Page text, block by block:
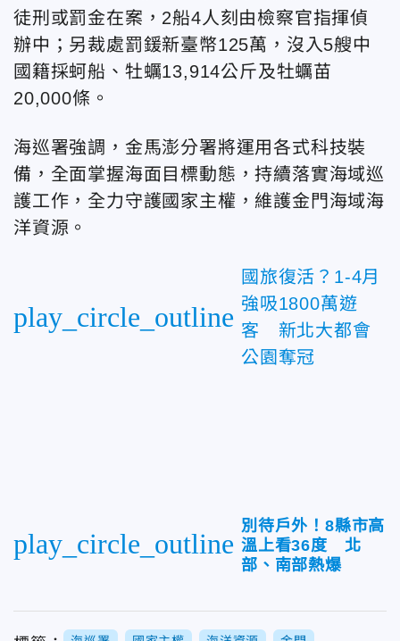
徒刑或罰金在案，2船4人刻由檢察官指揮偵
辦中；另裁處罰鍰新臺幣125萬，沒入5艘中
國籍採蚵船、牡蠣13,914公斤及牡蠣苗
20,000條。
海巡署強調，金馬澎分署將運用各式科技裝
備，全面掌握海面目標動態，持續落實海域巡
護工作，全力守護國家主權，維護金門海域海
洋資源。
play_circle_outline
國旅復活？1-4月
強吸1800萬遊
客 新北大都會
公園奪冠
play_circle_outline
別待戶外！8縣市高
溫上看36度 北
部、南部熱爆